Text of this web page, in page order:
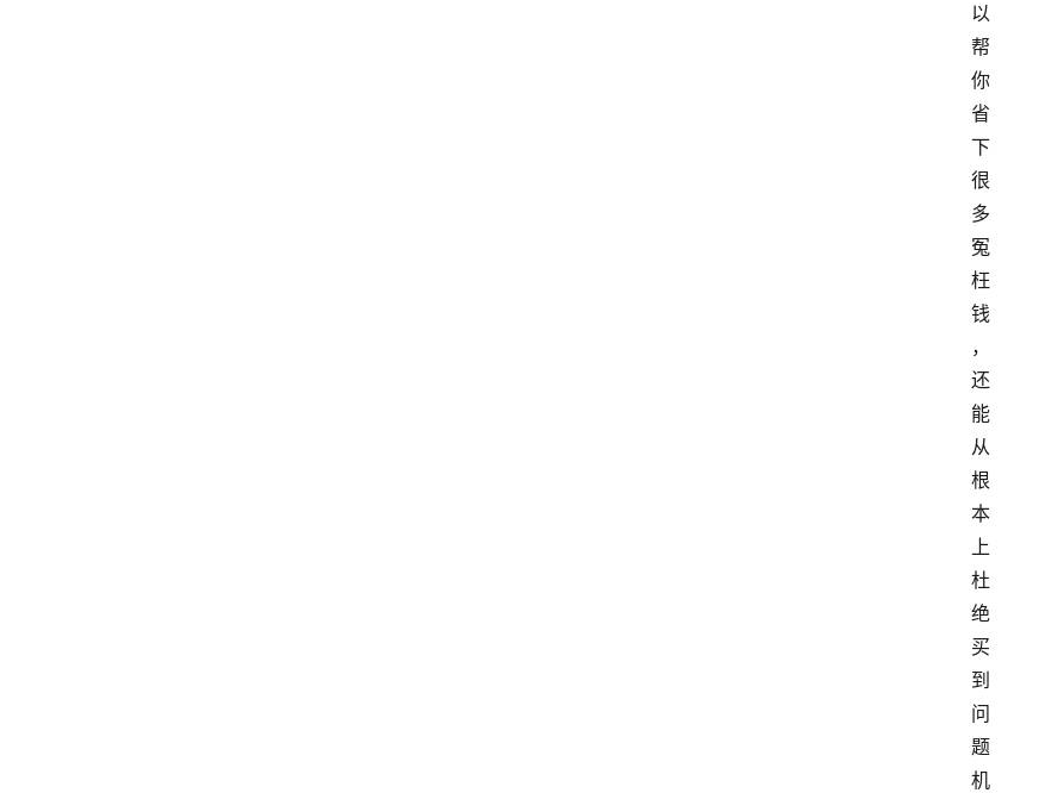
以
帮
你
省
下
很
多
冤
枉
钱
，
还
能
从
根
本
上
杜
绝
买
到
问
题
机